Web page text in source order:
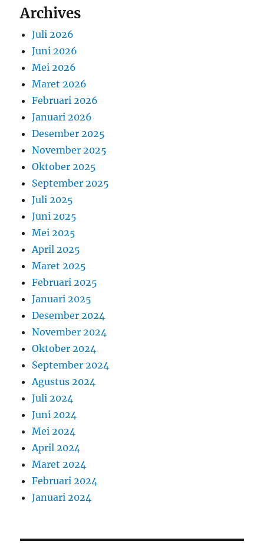
Archives
Juli 2026
Juni 2026
Mei 2026
Maret 2026
Februari 2026
Januari 2026
Desember 2025
November 2025
Oktober 2025
September 2025
Juli 2025
Juni 2025
Mei 2025
April 2025
Maret 2025
Februari 2025
Januari 2025
Desember 2024
November 2024
Oktober 2024
September 2024
Agustus 2024
Juli 2024
Juni 2024
Mei 2024
April 2024
Maret 2024
Februari 2024
Januari 2024